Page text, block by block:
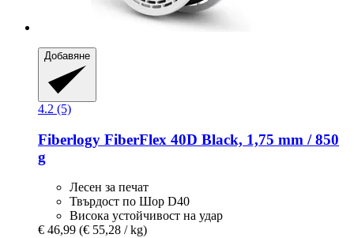
Добавяне
4.2 (5)
Fiberlogy FiberFlex 40D Black, 1,75 mm / 850
g
Лесен за печат
Твърдост по Шор D40
Висока устойчивост на удар
€ 46,99 (€ 55,28 / kg)